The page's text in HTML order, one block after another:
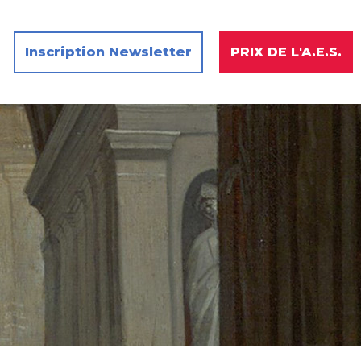
Inscription Newsletter PRIX DE L'A.E.S.